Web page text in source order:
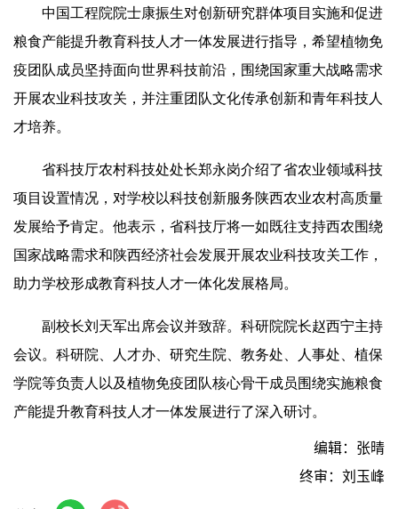
中国工程院院士康振生对创新研究群体项目实施和促进
粮食产能提升教育科技人才一体发展进行指导，希望植物免
疫团队成员坚持面向世界科技前沿，围绕国家重大战略需求
开展农业科技攻关，并注重团队文化传承创新和青年科技人
才培养。
省科技厅农村科技处处长郑永岗介绍了省农业领域科技
项目设置情况，对学校以科技创新服务陕西农业农村高质量
发展给予肯定。他表示，省科技厅将一如既往支持西农围绕
国家战略需求和陕西经济社会发展开展农业科技攻关工作，
助力学校形成教育科技人才一体化发展格局。
副校长刘天军出席会议并致辞。科研院院长赵西宁主持
会议。科研院、人才办、研究生院、教务处、人事处、植保
学院等负责人以及植物免疫团队核心骨干成员围绕实施粮食
产能提升教育科技人才一体发展进行了深入研讨。
编辑：张晴
终审：刘玉峰